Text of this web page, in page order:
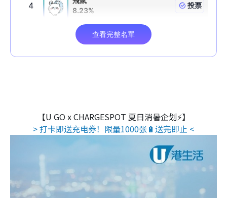
【U GO x CHARGESPOT 夏日消暑企划⚡】
> 打卡即送充电券！限量1000张🔋送完即止 <